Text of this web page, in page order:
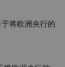
将欧洲央行的